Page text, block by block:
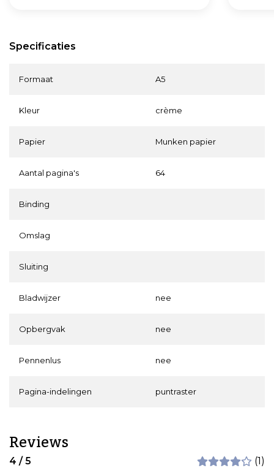
Specificaties
Formaat A5
Kleur crème
Papier Munken papier
Aantal pagina's 64
Binding
Omslag
Sluiting
Bladwijzer nee
Opbergvak nee
Pennenlus nee
Pagina-indelingen puntraster
Reviews
4 / 5 (1)